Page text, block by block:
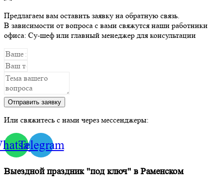
фисташка
Предлагаем вам оставить заявку на обратную связь.
В зависимости от вопроса с вами свяжутся наши работники
офиса: Су-шеф или главный менеджер для консультации
Отправить заявку
Или свяжитесь с нами через мессенджеры:
Telegram
Выездной праздник "под ключ" в Раменском